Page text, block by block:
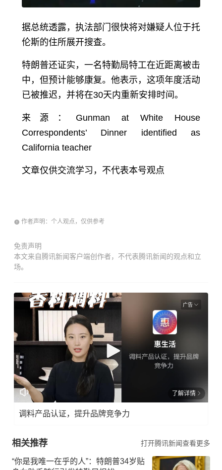
据总统透露，执法部门很快将对嫌疑人位于托
伦斯的住所展开搜查。
特朗普还证实，一名特勤局特工在近距离被击
中，但预计能够康复。他表示，这项年度活动
已被推迟，并将在30天内重新安排时间。
来源：Gunman at White House
Correspondents’ Dinner identified as
California teacher
文章仅供交流学习，不代表本号观点
作者声明：个人观点，仅供参考
免责声明
本文来自腾讯新闻客户端创作者，不代表腾讯新闻的观点和立
场。
广告
了解详情
调料产品认证，提升品牌竞争力
相关推荐 打开腾讯新闻查看更多
“你是我唯一在乎的人”：特朗普34岁贴